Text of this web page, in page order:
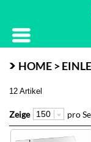
HOME >
12 Artikel
Zeige pro